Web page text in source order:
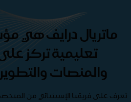
ماتريال درايف هي
تعليمية تركز
والمنصات
تعرف على فريقنا الإستثنائي من